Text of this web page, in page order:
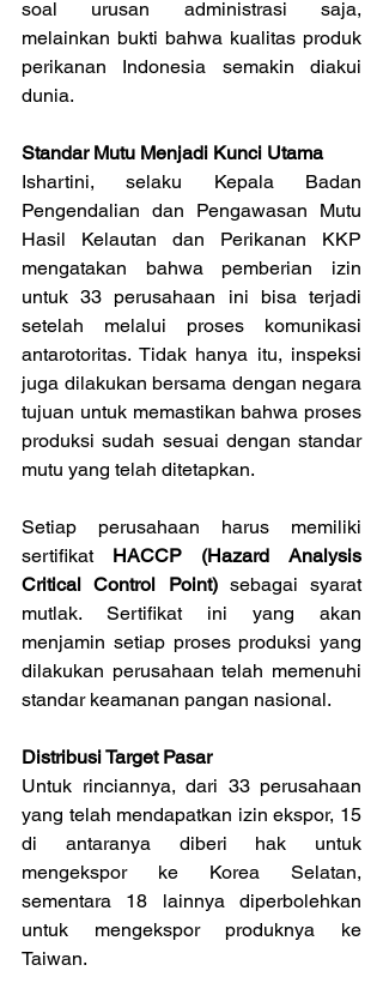
soal urusan administrasi saja,
melainkan bukti bahwa kualitas produk
perikanan Indonesia semakin diakui
dunia.
Standar Mutu Menjadi Kunci Utama
Ishartini, selaku Kepala Badan
Pengendalian dan Pengawasan Mutu
Hasil Kelautan dan Perikanan KKP
mengatakan bahwa pemberian izin
untuk 33 perusahaan ini bisa terjadi
setelah melalui proses komunikasi
antarotoritas. Tidak hanya itu, inspeksi
juga dilakukan bersama dengan negara
tujuan untuk memastikan bahwa proses
produksi sudah sesuai dengan standar
mutu yang telah ditetapkan.
Setiap perusahaan harus memiliki
sertifikat HACCP (Hazard Analysis
Critical Control Point) sebagai syarat
mutlak. Sertifikat ini yang akan
menjamin setiap proses produksi yang
dilakukan perusahaan telah memenuhi
standar keamanan pangan nasional.
Distribusi Target Pasar
Untuk rinciannya, dari 33 perusahaan
yang telah mendapatkan izin ekspor, 15
di antaranya diberi hak untuk
mengekspor ke Korea Selatan,
sementara 18 lainnya diperbolehkan
untuk mengekspor produknya ke
Taiwan.